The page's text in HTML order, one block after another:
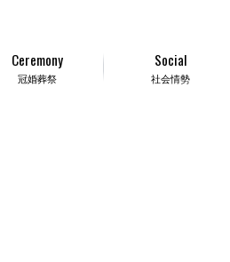
冠婚葬祭
Ceremony
社会情勢
Social